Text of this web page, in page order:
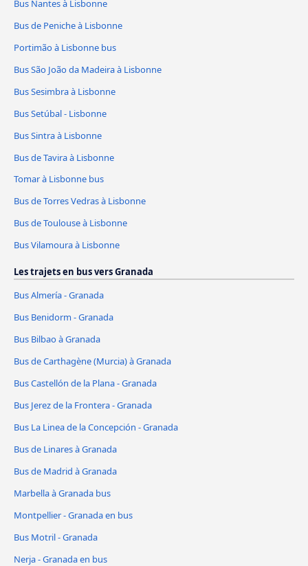
Bus Nantes à Lisbonne
Bus de Peniche à Lisbonne
Portimão à Lisbonne bus
Bus São João da Madeira à Lisbonne
Bus Sesimbra à Lisbonne
Bus Setúbal - Lisbonne
Bus Sintra à Lisbonne
Bus de Tavira à Lisbonne
Tomar à Lisbonne bus
Bus de Torres Vedras à Lisbonne
Bus de Toulouse à Lisbonne
Bus Vilamoura à Lisbonne
Les trajets en bus vers Granada
Bus Almería - Granada
Bus Benidorm - Granada
Bus Bilbao à Granada
Bus de Carthagène (Murcia) à Granada
Bus Castellón de la Plana - Granada
Bus Jerez de la Frontera - Granada
Bus La Linea de la Concepción - Granada
Bus de Linares à Granada
Bus de Madrid à Granada
Marbella à Granada bus
Montpellier - Granada en bus
Bus Motril - Granada
Nerja - Granada en bus